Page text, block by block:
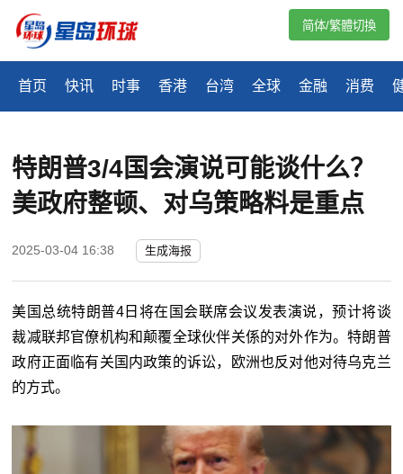
首页 快讯 时事 香港 台湾 全球 金融 消费
简体/繁體切換
特朗普3/4国会演说可能谈什么？
美政府整顿、对乌策略料是重点
2025-03-04 16:38 生成海报
美国总统特朗普4日将在国会联席会议发表演说，预计将谈
裁减联邦官僚机构和颠覆全球伙伴关係的对外作为。特朗普
政府正面临有关国内政策的诉讼，欧洲也反对他对待乌克兰
的方式。